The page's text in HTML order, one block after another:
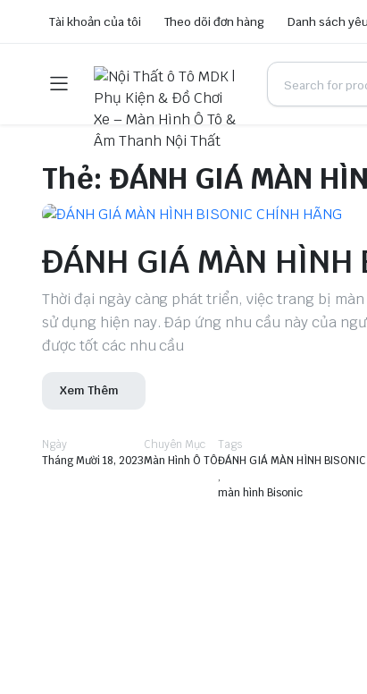
Tài khoản của tôi Theo dõi đơn hàng Danh sách
Thẻ: ĐÁNH GIÁ MÀN
ĐÁNH GIÁ MÀN HÌNH
Thời đại ngày càng phát triển, việc trang bị
sử dụng hiện nay. Đáp ứng nhu cầu này của
được tốt các nhu cầu
Xem Thêm
Ngày
Tháng Mười 18, 2023
Chuyên Mục
Màn Hình Ô TÔ
Tags
ĐÁNH GIÁ MÀN HÌNH BISONIC
,
màn hình Bisonic